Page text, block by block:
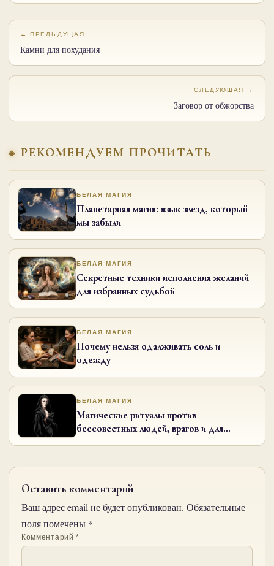
← ПРЕДЫДУЩАЯ
Камни для похудания
СЛЕДУЮЩАЯ →
Заговор от обжорства
РЕКОМЕНДУЕМ ПРОЧИТАТЬ
БЕЛАЯ МАГИЯ
Планетарная магия: язык звезд, который
мы забыли
БЕЛАЯ МАГИЯ
Секретные техники исполнения желаний
для избранных судьбой
БЕЛАЯ МАГИЯ
Почему нельзя одалживать соль и
одежду
БЕЛАЯ МАГИЯ
Магические ритуалы против
бессовестных людей, врагов и для
Оставить комментарий
Ваш адрес email не будет опубликован. Обязательные
поля помечены *
Комментарий*